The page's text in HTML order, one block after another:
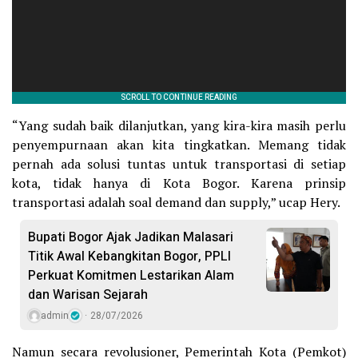
“Yang sudah baik dilanjutkan, yang kira-kira masih perlu
penyempurnaan akan kita tingkatkan. Memang tidak
pernah ada solusi tuntas untuk transportasi di setiap
kota, tidak hanya di Kota Bogor. Karena prinsip
transportasi adalah soal demand dan supply,” ucap Hery.
Bupati Bogor Ajak Jadikan Malasari
Titik Awal Kebangkitan Bogor, PPLI
Perkuat Komitmen Lestarikan Alam
dan Warisan Sejarah
admin 28/07/2026
Namun secara revolusioner, Pemerintah Kota (Pemkot)